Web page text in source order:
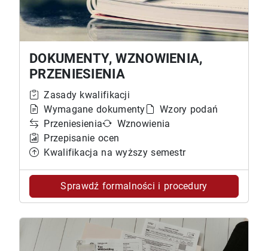
DOKUMENTY, WZNOWIE­NIA,
PRZENIESIENIA
Zasady kwalifikacji
Wymagane dokumenty
Wzory podań
Przeniesienia
Wznowienia
Przepisanie ocen
Kwalifikacja na wyższy semestr
Sprawdź formalności i procedury